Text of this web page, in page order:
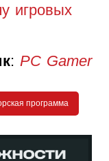
игровых
: PC Gamer
программа